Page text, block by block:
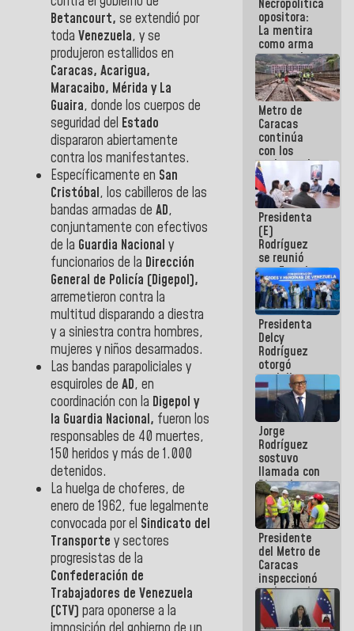
Betancourt, se extendió por
toda Venezuela, y se
produjeron estallidos en
Caracas, Acarigua,
Maracaibo, Mérida y La
Guaira, donde los cuerpos de
seguridad del Estado
dispararon abiertamente
contra los manifestantes.
Específicamente en San
Cristóbal, los cabilleros de las
bandas armadas de AD,
conjuntamente con efectivos
de la Guardia Nacional y
funcionarios de la Dirección
General de Policía (Digepol),
arremetieron contra la
multitud disparando a diestra
y a siniestra contra hombres,
mujeres y niños desarmados.
Las bandas parapoliciales y
esquiroles de AD, en
coordinación con la Digepol y
la Guardia Nacional, fueron los
responsables de 40 muertes,
150 heridos y más de 1.000
detenidos.
La huelga de choferes, de
enero de 1962, fue legalmente
convocada por el Sindicato del
Transporte y sectores
progresistas de la
Confederación de
Trabajadores de Venezuela
(CTV) para oponerse a la
en La Guaira
Necropolítica
opositora:
La mentira
como arma
contra el
Pueblo
Metro de
Caracas
continúa
con los
trabajos de
mantenimiento
e inspección
en la Línea 2
Presidenta
(E)
Rodríguez
se reunió
con Estado
Mayor
Eléctrico
para
abordar
planes de
acción
Presidenta
Delcy
Rodríguez
otorgó
medalla
"Héroe de
Venezuela"
a servidores
públicos
Jorge
Rodríguez
sostuvo
llamada con
Dinorah
Figuera y
acuerdan
primer
encuentro
presencial
para el
diálogo
Presidente
del Metro de
Caracas
inspeccionó
trabajos de
rehabilitación
y